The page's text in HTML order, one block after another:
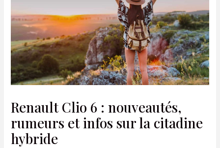
Renault Clio 6 : nouveautés,
rumeurs et infos sur la citadine
hybride